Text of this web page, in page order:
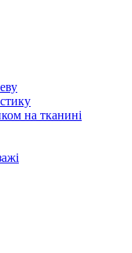
на тканині